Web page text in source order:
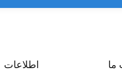
ما اطلاعات